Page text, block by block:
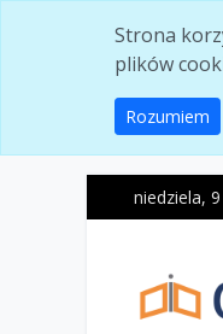
Strona
plików
Rozumiem
niedziela,